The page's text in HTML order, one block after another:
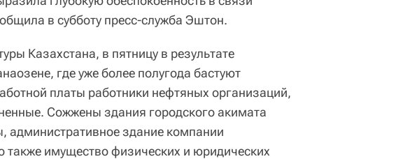
в субботу пресс-служба Эштон.
Казахстана, в пятницу в результате
где уже более полугода бастуют
платы работники нефтяных организаций,
Сожжены здания городского акимата
административное здание компании
также имущество физических и юридических